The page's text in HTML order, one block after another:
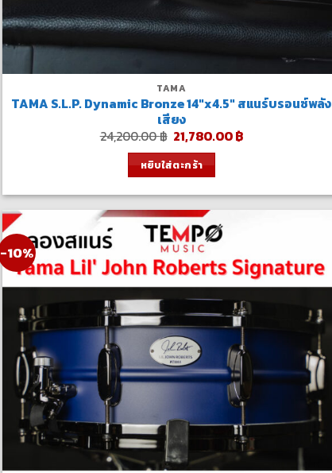
TAMA
TAMA S.L.P. Dynamic Bronze 14″x4.5″ สแนร์บรอนซ์พลัง
เสียง
24,200.00฿ Original
price
was:
24,200.00 ฿.
21,780.00฿Current
หยิบใส่ตะกร้า
-10%